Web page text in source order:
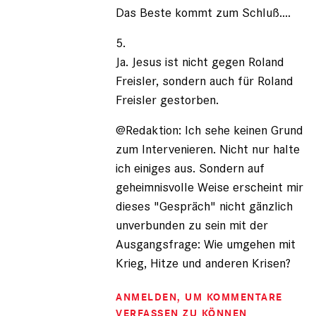
Das Beste kommt zum Schluß....
5.
Ja. Jesus ist nicht gegen Roland
Freisler, sondern auch für Roland
Freisler gestorben.
@Redaktion: Ich sehe keinen Grund
zum Intervenieren. Nicht nur halte
ich einiges aus. Sondern auf
geheimnisvolle Weise erscheint mir
dieses "Gespräch" nicht gänzlich
unverbunden zu sein mit der
Ausgangsfrage: Wie umgehen mit
Krieg, Hitze und anderen Krisen?
ANMELDEN, UM KOMMENTARE